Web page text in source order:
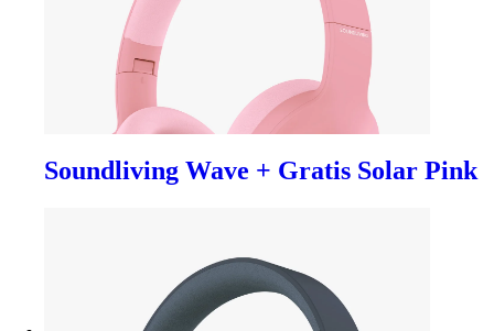
Soundliving Wave + Gratis Solar Pink